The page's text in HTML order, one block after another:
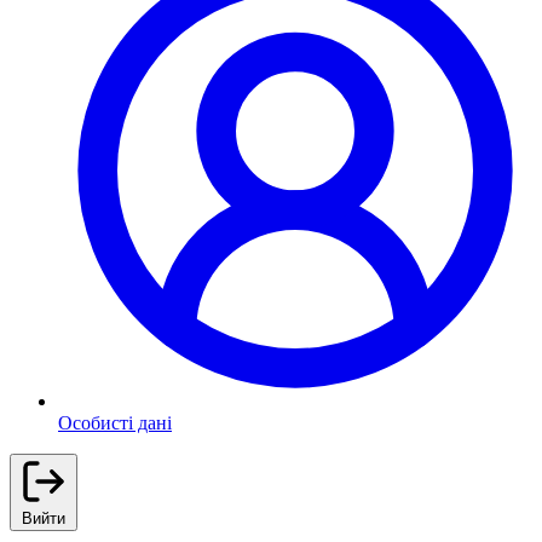
Особисті дані
Вийти